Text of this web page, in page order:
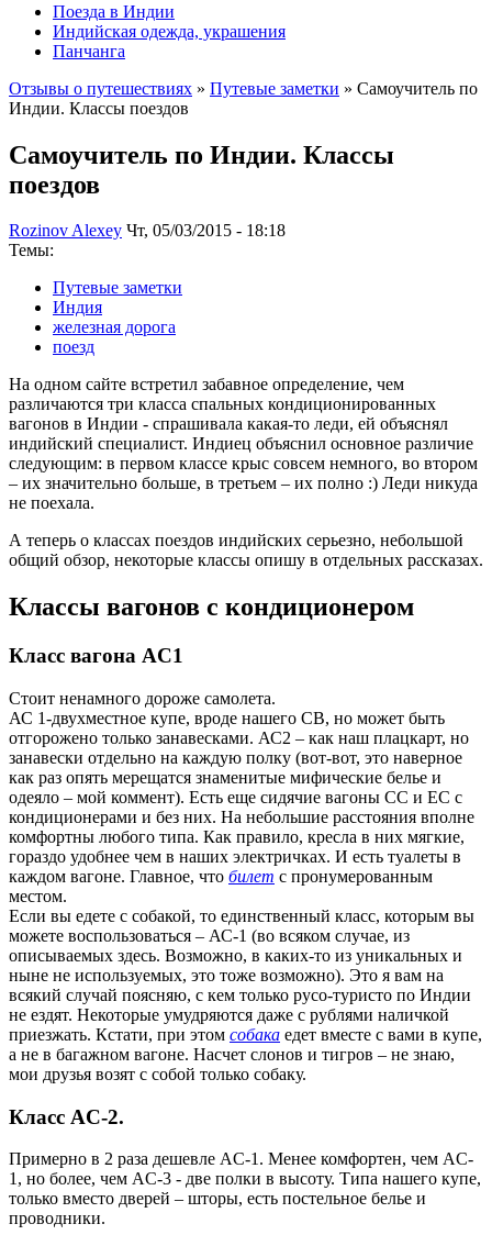
Поезда в Индии
Индийская одежда, украшения
Панчанга
Отзывы о путешествиях » Путевые заметки » Самоучитель по
Индии. Классы поездов
Самоучитель по Индии. Классы
поездов
Rozinov Alexey Чт, 05/03/2015 - 18:18
Темы:
Путевые заметки
Индия
железная дорога
поезд
На одном сайте встретил забавное определение, чем
различаются три класса спальных кондиционированных
вагонов в Индии - спрашивала какая-то леди, ей объяснял
индийский специалист. Индиец объяснил основное различие
следующим: в первом классе крыс совсем немного, во втором
– их значительно больше, в третьем – их полно :) Леди никуда
не поехала.
А теперь о классах поездов индийских серьезно, небольшой
общий обзор, некоторые классы опишу в отдельных рассказах.
Классы вагонов с кондиционером
Класс вагона AC1
Стоит ненамного дороже самолета.
АС 1-двухместное купе, вроде нашего СВ, но может быть
отгорожено только занавесками. АС2 – как наш плацкарт, но
занавески отдельно на каждую полку (вот-вот, это наверное
как раз опять мерещатся знаменитые мифические белье и
одеяло – мой коммент). Есть еще сидячие вагоны СС и ЕС с
кондиционерами и без них. На небольшие расстояния вполне
комфортны любого типа. Как правило, кресла в них мягкие,
гораздо удобнее чем в наших электричках. И есть туалеты в
каждом вагоне. Главное, что билет с пронумерованным
местом.
Если вы едете с собакой, то единственный класс, которым вы
можете воспользоваться – АС-1 (во всяком случае, из
описываемых здесь. Возможно, в каких-то из уникальных и
ныне не используемых, это тоже возможно). Это я вам на
всякий случай поясняю, с кем только русо-туристо по Индии
не ездят. Некоторые умудряются даже с рублями наличкой
приезжать. Кстати, при этом собака едет вместе с вами в купе,
а не в багажном вагоне. Насчет слонов и тигров – не знаю,
мои друзья возят с собой только собаку.
Класс AC-2.
Примерно в 2 раза дешевле AC-1. Менее комфортен, чем AC-
1, но более, чем AC-3 - две полки в высоту. Типа нашего купе,
только вместо дверей – шторы, есть постельное белье и
проводники.